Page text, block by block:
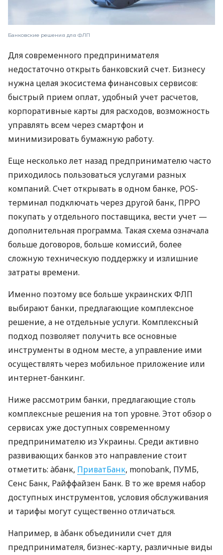
Банковские решения для ФЛП
Для современного предпринимателя
недостаточно открыть банковский счет. Бизнесу
нужна целая экосистема финансовых сервисов:
быстрый прием оплат, удобный учет расчетов,
корпоративные карты для расходов, возможность
управлять всем через смартфон и
минимизировать бумажную работу.
Еще несколько лет назад предпринимателю часто
приходилось пользоваться услугами разных
компаний. Счет открывать в одном банке, POS-
терминал подключать через другой банк, ПРРО
покупать у отдельного поставщика, вести учет —
дополнительная программа. Такая схема означала
больше договоров, больше комиссий, более
сложную техническую поддержку и излишние
затраты времени.
Именно поэтому все больше украинских ФЛП
выбирают банки, предлагающие комплексное
решение, а не отдельные услуги. Комплексный
подход позволяет получить все основные
инструменты в одном месте, а управление ими
осуществлять через мобильное приложение или
интернет-банкинг.
Ниже рассмотрим банки, предлагающие столь
комплексные решения на топ уровне. Этот обзор о
сервисах уже доступных современному
предпринимателю из Украины. Среди активно
развивающих банков это направление стоит
отметить: àбанк, ПриватБанк, monobank, ПУМБ,
Сенс Банк, Райффайзен Банк. В то же время набор
доступных инструментов, условия обслуживания
и тарифы могут существенно отличаться.
Например, в àбанк объединили счет для
предпринимателя, бизнес-карту, различные виды